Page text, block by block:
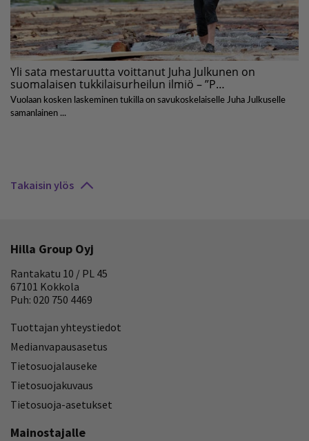
Takaisin ylös
Hilla Group Oyj
Rantakatu 10 / PL 45
67101 Kokkola
Puh: 020 750 4469
Tuottajan yhteystiedot
Medianvapausasetus
Tietosuojalauseke
Tietosuojakuvaus
Tietosuoja-asetukset
Mainostajalle